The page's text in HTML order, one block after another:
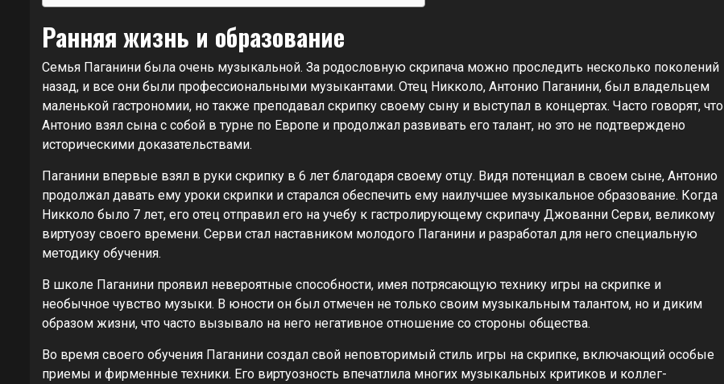
Ранняя жизнь и образование
Семья Паганини была очень музыкальной. За родословную скрипача можно проследить несколько поколений
назад, и все они были профессиональными музыкантами. Отец Никколо, Антонио Паганини, был владельцем
маленькой гастрономии, но также преподавал скрипку своему сыну и выступал в концертах. Часто говорят, что
Антонио взял сына с собой в турне по Европе и продолжал развивать его талант, но это не подтверждено
историческими доказательствами.
Паганини впервые взял в руки скрипку в 6 лет благодаря своему отцу. Видя потенциал в своем сыне, Антонио
продолжал давать ему уроки скрипки и старался обеспечить ему наилучшее музыкальное образование. Когда
Никколо было 7 лет, его отец отправил его на учебу к гастролирующему скрипачу Джованни Серви, великому
виртуозу своего времени. Серви стал наставником молодого Паганини и разработал для него специальную
методику обучения.
В школе Паганини проявил невероятные способности, имея потрясающую технику игры на скрипке и
необычное чувство музыки. В юности он был отмечен не только своим музыкальным талантом, но и диким
образом жизни, что часто вызывало на него негативное отношение со стороны общества.
Во время своего обучения Паганини создал свой неповторимый стиль игры на скрипке, включающий особые
приемы и фирменные техники. Его виртуозность впечатлила многих музыкальных критиков и коллег-